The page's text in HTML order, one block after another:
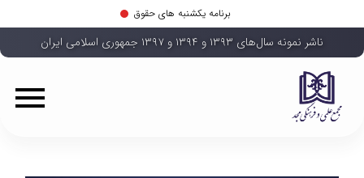
برنامه یکشنبه های حقوق
ناشر نمونه سال‌های ۱۳۹۳ و ۱۳۹۴ و ۱۳۹۷ جمهوری اسلامی ایران